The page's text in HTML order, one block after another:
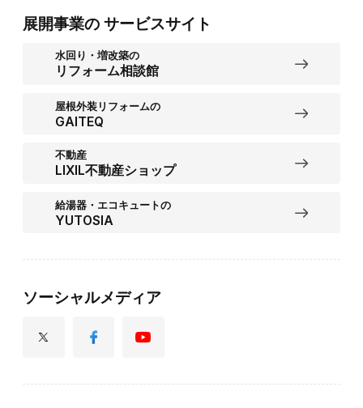
展開事業の サービスサイト
水回り・増改築の
リフォーム相談館
屋根外装リフォームの
GAITEQ
不動産
LIXIL不動産ショップ
給湯器・エコキュートの
YUTOSIA
ソーシャルメディア